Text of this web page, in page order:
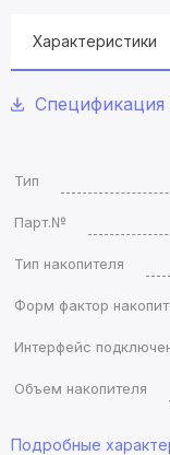
Характеристики
Спецификация
Тип
Парт.№
Тип накопителя
Форм фактор
Интерфейс
Объем накопителя
Подробные